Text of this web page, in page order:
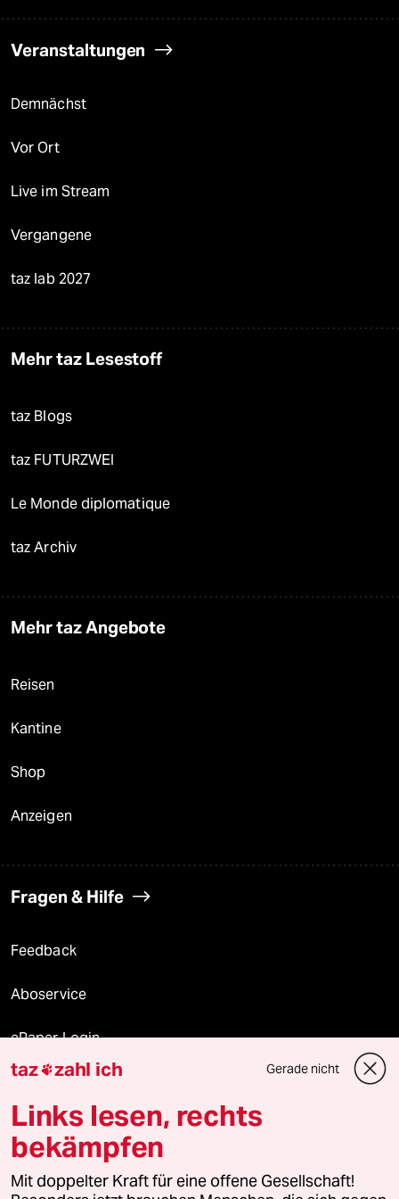
Veranstaltungen
Demnächst
Vor Ort
Live im Stream
Vergangene
taz lab 2027
Mehr taz Lesestoff
taz Blogs
taz FUTURZWEI
Le Monde diplomatique
taz Archiv
Mehr taz Angebote
Reisen
Kantine
Shop
Anzeigen
Fragen & Hilfe
Feedback
Aboservice
ePaper Login
Downloads für Abonnierende
© 2026 taz Verlags und Vertriebs GmbH
Alle Rechte vorbehalten. Bei rechtlichen Fragen oder für Genehmigungen
wenden Sie sich bitte an
lizenzen@taz.de
taz zahl ich Gerade nicht
Links lesen, rechts
bekämpfen
Mit doppelter Kraft für eine offene Gesellschaft!